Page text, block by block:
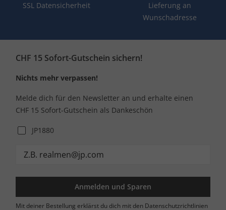
SSL Datensicherheit
Lieferung an
Wunschadresse
CHF 15 Sofort-Gutschein sichern!
Nichts mehr verpassen!
Melde dich für den Newsletter an und erhalte einen
CHF 15 Sofort-Gutschein als Dankeschön
JP1880
Anmelden und Sparen
Mit deiner Bestellung erklärst du dich mit den Datenschutzrichtlinien